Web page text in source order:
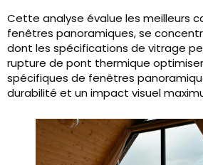
Cette analyse évalue les meilleurs
fenêtres panoramiques, se
dont les spécifications de vitrage
rupture de pont thermique
spécifiques de fenêtres
durabilité et un impact visuel